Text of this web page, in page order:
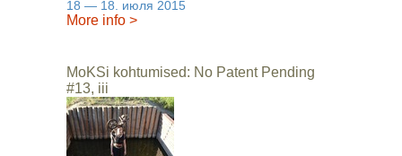
18 — 18. июля 2015
More info >
MoKSi kohtumised: No Patent Pending
#13, iii